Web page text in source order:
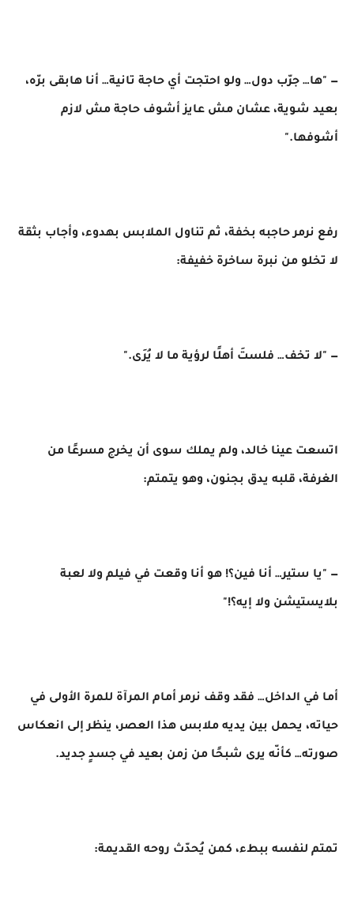
— "ها… جرّب دول… ولو احتجت أي حاجة تانية… أنا هابقى برّه،
بعيد شوية، عشان مش عايز أشوف حاجة مش لازم
أشوفها."
رفع نرمر حاجبه بخفة، ثم تناول الملابس بهدوء، وأجاب بثقة
لا تخلو من نبرة ساخرة خفيفة:
— "لا تخف… فلستَ أهلًا لرؤية ما لا يُرَى."
اتسعت عينا خالد، ولم يملك سوى أن يخرج مسرعًا من
الغرفة، قلبه يدق بجنون، وهو يتمتم:
— "يا ستير… أنا فين؟! هو أنا وقعت في فيلم ولا لعبة
بلايستيشن ولا إيه؟!"
أما في الداخل… فقد وقف نرمر أمام المرآة للمرة الأولى في
حياته، يحمل بين يديه ملابس هذا العصر، ينظر إلى انعكاس
صورته… كأنّه يرى شبحًا من زمن بعيد في جسدٍ جديد.
تمتم لنفسه ببطء، كمن يُحدّث روحه القديمة: